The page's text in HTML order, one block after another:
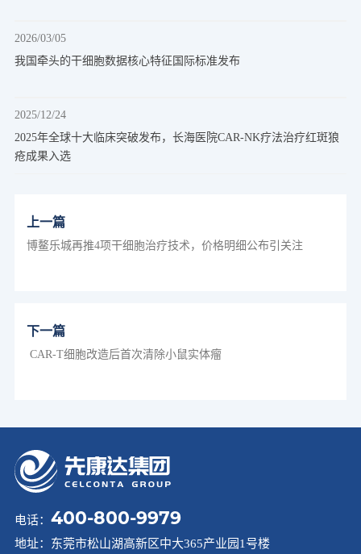
2026/03/05
我国牵头的干细胞数据核心特征国际标准发布
2025/12/24
2025年全球十大临床突破发布，长海医院CAR-NK疗法治疗红斑狼
疮成果入选
上一篇
博鳌乐城再推4项干细胞治疗技术，价格明细公布引关注
下一篇
CAR-T细胞改造后首次清除小鼠实体瘤
电话： 400-800-9979
地址： 东莞市松山湖高新区中大365产业园1号楼